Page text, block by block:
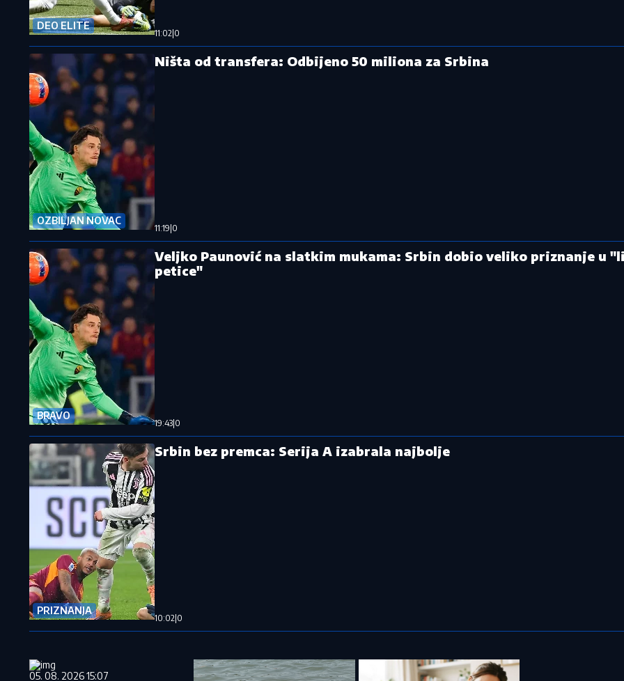
DEO ELITE
11:02 0
OZBILJAN NOVAC
Ništa od transfera: Odbijeno 50 miliona za Srbina
11:19 0
BRAVO
Veljko Paunović na slatkim mukama: Srbin dobio veliko priznanje u
petice"
19:43 0
PRIZNANJA
Srbin bez premca: Serija A izabrala najbolje
10:02 0
05. 08. 2026 15:07